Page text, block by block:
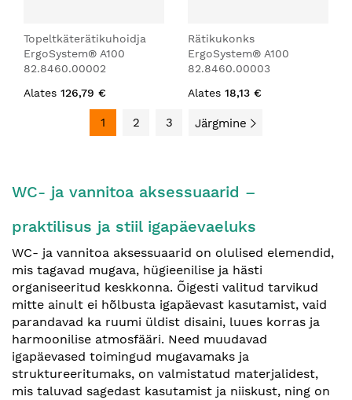
Topeltkäterätikuhoidja
ErgoSystem® A100
82.8460.00002
Alates 126,79 €
Rätikukonks
ErgoSystem® A100
82.8460.00003
Alates 18,13 €
1 2 3 Järgmine
WC- ja vannitoa aksessuaarid –
praktilisus ja stiil igapäevaeluks
WC- ja vannitoa aksessuaarid on olulised elemendid,
mis tagavad mugava, hügieenilise ja hästi
organiseeritud keskkonna. Õigesti valitud tarvikud
mitte ainult ei hõlbusta igapäevast kasutamist, vaid
parandavad ka ruumi üldist disaini, luues korras ja
harmoonilise atmosfääri. Need muudavad
igapäevased toimingud mugavamaks ja
struktureeritumaks, on valmistatud materjalidest,
mis taluvad sagedast kasutamist ja niiskust, ning on